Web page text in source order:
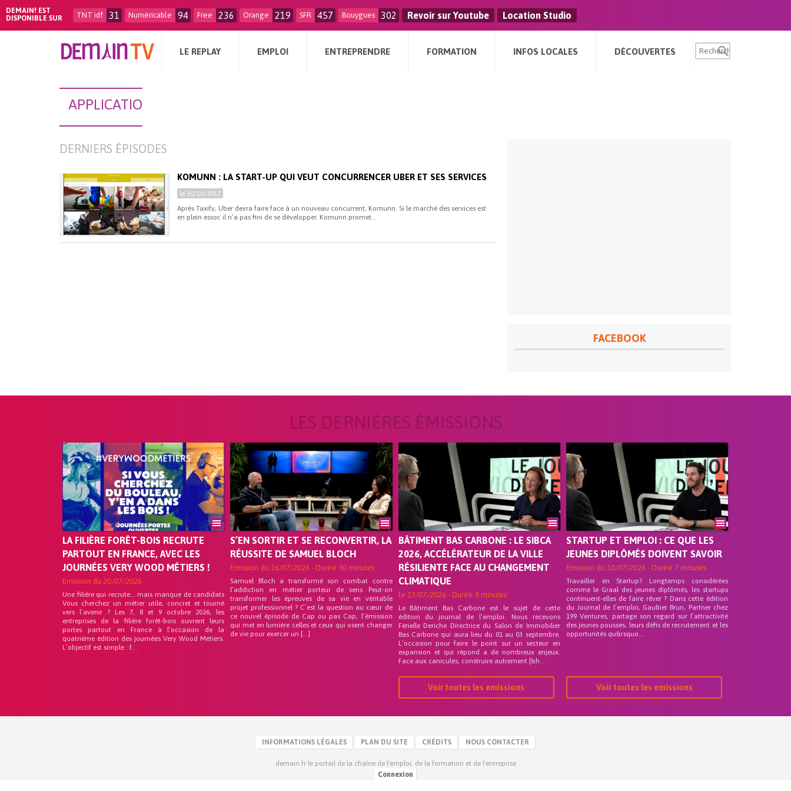
DEMAIN! EST
DISPONIBLE SUR
TNT idf 31 Numéricable 94 Free 236 Orange 219 SFR 457 Bouygues 302 Revoir sur Youtube Location Studio
LE REPLAY EMPLOI ENTREPRENDRE FORMATION INFOS LOCALES DÉCOUVERTES
APPLICATIO
DERNIERS ÉPISODES
KOMUNN : LA START-UP QUI VEUT CONCURRENCER UBER ET SES SERVICES
le 30/10/2017
Après Taxify, Uber devra faire face à un nouveau concurrent, Komunn. Si le marché des services est
en plein essor, il n’a pas fini de se développer. Komunn promet...
FACEBOOK
LES DERNIÈRES ÉMISSIONS
LA FILIÈRE FORÊT-BOIS RECRUTE
PARTOUT EN FRANCE, AVEC LES
JOURNÉES VERY WOOD MÉTIERS !
Emission du 20/07/2026
Une filière qui recrute… mais manque de candidats
Vous cherchez un métier utile, concret et tourné
vers l’avenir ? Les 7, 8 et 9 octobre 2026, les
entreprises de la filière forêt-bois ouvrent leurs
portes partout en France à l’occasion de la
quatrième édition des journées Very Wood Métiers.
L’objectif est simple : f...
S’EN SORTIR ET SE RECONVERTIR, LA
RÉUSSITE DE SAMUEL BLOCH
Emission du16/07/2026 - Durée30 minutes
Samuel Bloch a transformé son combat contre
l’addiction en métier porteur de sens Peut-on
transformer les épreuves de sa vie en véritable
projet professionnel ? C’est la question au cœur de
ce nouvel épisode de Cap ou pas Cap, l’émission
qui met en lumière celles et ceux qui osent changer
de vie pour exercer un […]
BÂTIMENT BAS CARBONE : LE SIBCA
2026, ACCÉLÉRATEUR DE LA VILLE
RÉSILIENTE FACE AU CHANGEMENT
CLIMATIQUE
le 15/07/2026 - Durée 8 minutes
Le Bâtiment Bas Carbone est le sujet de cette
édition du journal de l’emploi. Nous recevons
Férielle Deriche Directrice du Salon de Immobilier
Bas Carbone qui aura lieu du 01 au 03 septembre.
L’occasion pour faire le point sur un secteur en
expansion et qui répond a de nombreux enjeux.
Face aux canicules, construire autrement [&h...
Voir toutes les emissions
STARTUP ET EMPLOI : CE QUE LES
JEUNES DIPLÔMÉS DOIVENT SAVOIR
Emission du 10/07/2026 - Durée 7 minutes
Travailler en Startup? Longtemps considérées
comme le Graal des jeunes diplômés, les startups
continuent-elles de faire rêver ? Dans cette édition
du Journal de l’emploi, Gaultier Brun, Partner chez
199 Ventures, partage son regard sur l’attractivité
des jeunes pousses, leurs défis de recrutement et les
opportunités qu&rsquo...
Voir toutes les emissions
INFORMATIONS LÉGALES PLAN DU SITE CRÉDITS NOUS CONTACTER
demain.fr le portail de la chaîne de l'emploi, de la formation et de l'entreprise
Connexion